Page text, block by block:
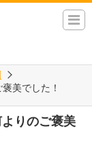
美でした！
りのご褒美